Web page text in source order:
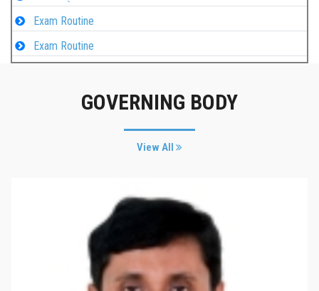
Exam Routine
Exam Routine
GOVERNING BODY
View All